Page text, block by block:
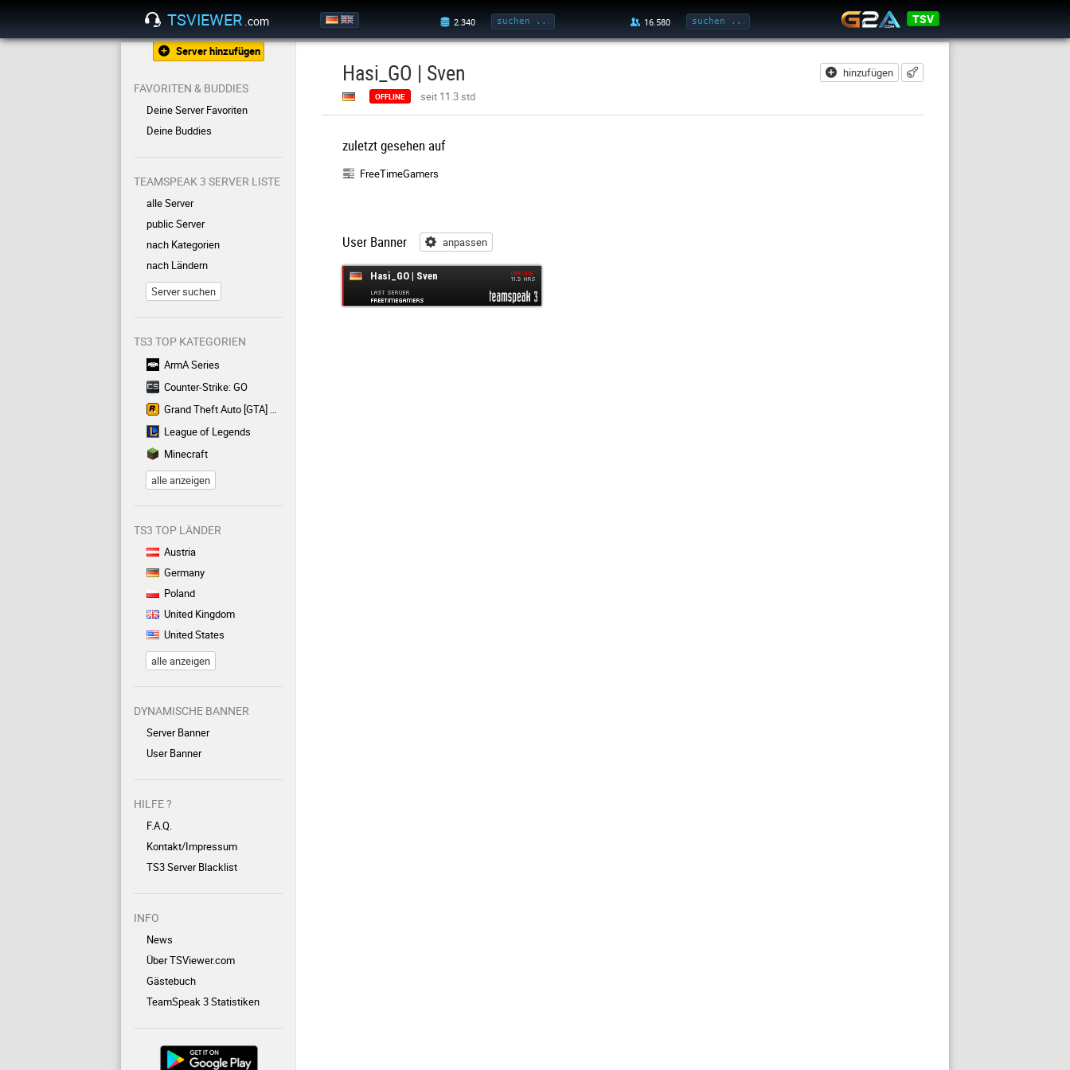
TSVIEWER .com TSV
Server hinzufügen
FAVORITEN & BUDDIES
Deine Server Favoriten
Deine Buddies
TEAMSPEAK 3 SERVER LISTE
alle Server
public Server
nach Kategorien
nach Ländern
Server suchen
TS3 TOP KATEGORIEN
ArmA Series
Counter-Strike: GO
Grand Theft Auto [GTA] Series
League of Legends
Minecraft
alle anzeigen
TS3 TOP LÄNDER
Austria
Germany
Poland
United Kingdom
United States
alle anzeigen
DYNAMISCHE BANNER
Server Banner
User Banner
HILFE ?
F.A.Q.
Kontakt/Impressum
TS3 Server Blacklist
INFO
News
Über TSViewer.com
Gästebuch
TeamSpeak 3 Statistiken
hinzufügen
Hasi_GO | Sven
OFFLINE seit 11.3 std
zuletzt gesehen auf
FreeTimeGamers
User Banner anpassen